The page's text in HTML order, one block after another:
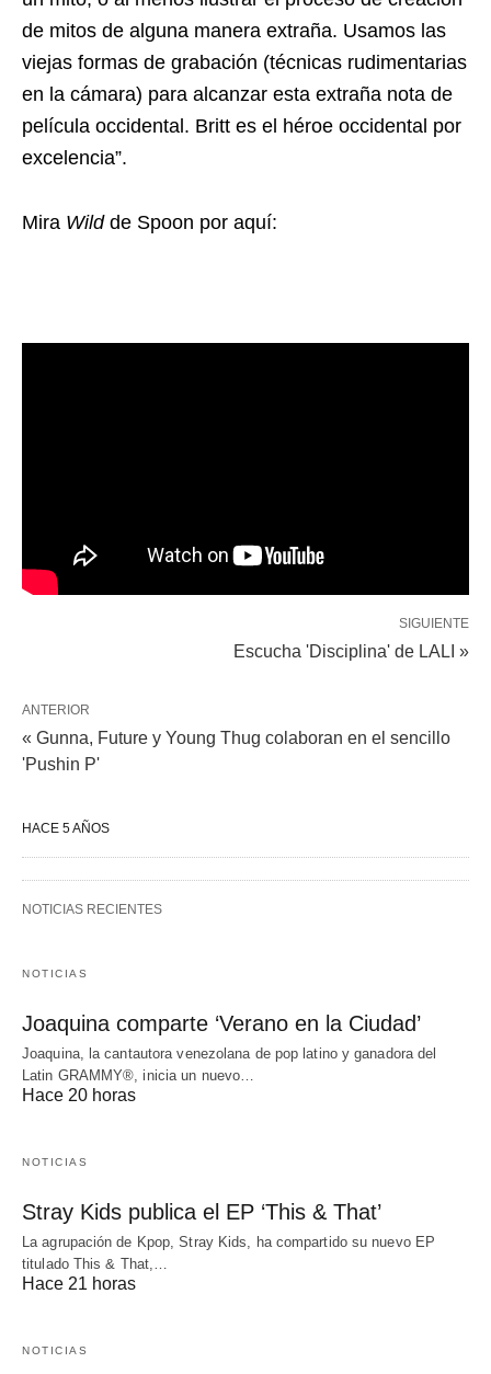
de mitos de alguna manera extraña. Usamos las
viejas formas de grabación (técnicas rudimentarias
en la cámara) para alcanzar esta extraña nota de
película occidental. Britt es el héroe occidental por
excelencia”.
Mira Wildde Spoon por aquí:
SIGUIENTE
Escucha 'Disciplina' de LALI »
ANTERIOR
« Gunna, Future y Young Thug colaboran en el sencillo
'Pushin P'
HACE 5 AÑOS
NOTICIAS RECIENTES
NOTICIAS
Joaquina comparte ‘Verano en la Ciudad’
Joaquina, la cantautora venezolana de pop latino y ganadora del
Latin GRAMMY®, inicia un nuevo…
Hace 20 horas
NOTICIAS
Stray Kids publica el EP ‘This & That’
La agrupación de Kpop, Stray Kids, ha compartido su nuevo EP
titulado This & That,…
Hace 21 horas
NOTICIAS